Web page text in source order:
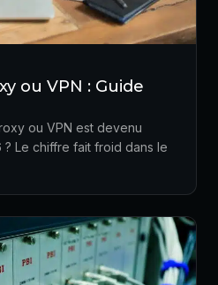
ou VPN : Guide
ou VPN est devenu
Le chiffre fait froid dans le